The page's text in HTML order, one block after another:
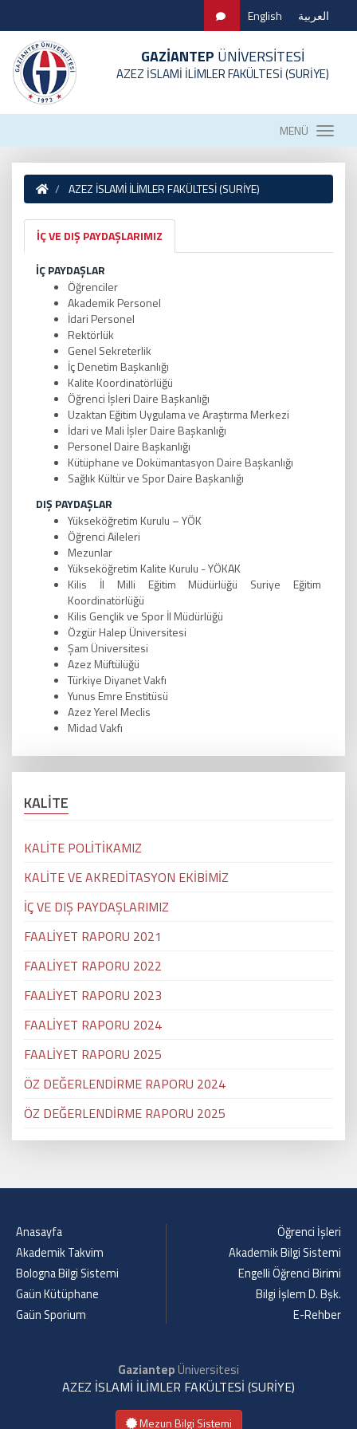
English العربية
GAZİANTEP ÜNİVERSİTESİ
AZEZ İSLAMİ İLİMLER FAKÜLTESİ (SURİYE)
MENÜ
AZEZ İSLAMİ İLİMLER FAKÜLTESİ (SURİYE)
İÇ VE DIŞ PAYDAŞLARIMIZ
İÇ PAYDAŞLAR
Öğrenciler
Akademik Personel
İdari Personel
Rektörlük
Genel Sekreterlik
İç Denetim Başkanlığı
Kalite Koordinatörlüğü
Öğrenci İşleri Daire Başkanlığı
Uzaktan Eğitim Uygulama ve Araştırma Merkezi
İdari ve Mali İşler Daire Başkanlığı
Personel Daire Başkanlığı
Kütüphane ve Dokümantasyon Daire Başkanlığı
Sağlık Kültür ve Spor Daire Başkanlığı
DIŞ PAYDAŞLAR
Yükseköğretim Kurulu – YÖK
Öğrenci Aileleri
Mezunlar
Yükseköğretim Kalite Kurulu - YÖKAK
Kilis İl Milli Eğitim Müdürlüğü Suriye Eğitim
Koordinatörlüğü
Kilis Gençlik ve Spor İl Müdürlüğü
Özgür Halep Üniversitesi
Şam Üniversitesi
Azez Müftülüğü
Türkiye Diyanet Vakfı
Yunus Emre Enstitüsü
Azez Yerel Meclis
Midad Vakfı
KALİTE
KALİTE POLİTİKAMIZ
KALİTE VE AKREDİTASYON EKİBİMİZ
İÇ VE DIŞ PAYDAŞLARIMIZ
FAALİYET RAPORU 2021
FAALİYET RAPORU 2022
FAALİYET RAPORU 2023
FAALİYET RAPORU 2024
FAALİYET RAPORU 2025
ÖZ DEĞERLENDİRME RAPORU 2024
ÖZ DEĞERLENDİRME RAPORU 2025
Anasayfa
Akademik Takvim
Bologna Bilgi Sistemi
Gaün Kütüphane
Gaün Sporium
Öğrenci İşleri
Akademik Bilgi Sistemi
Engelli Öğrenci Birimi
Bilgi İşlem D. Bşk.
E-Rehber
GaziantepÜniversitesi
AZEZ İSLAMİ İLİMLER FAKÜLTESİ (SURİYE)
Mezun Bilgi Sistemi